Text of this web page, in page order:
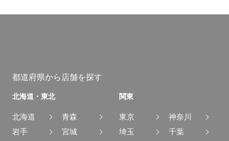
キーレス
スマートキー
都道府県から店舗を探す
北海道・東北
北海道
青森
岩手
宮城
関東
東京
神奈川
埼玉
千葉